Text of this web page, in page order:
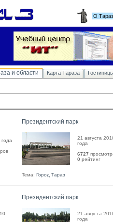
О
и области Карта Тараза
Президентский парк
21 августа
года
6727
0 рейтинг
Тема: Город Тараз
Президентский парк
21 августа
года